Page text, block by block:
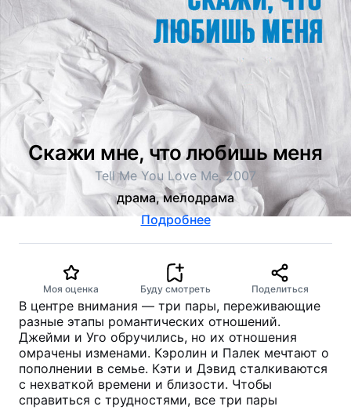
Скажи мне, что любишь меня
Tell Me You Love Me, 2007
драма, мелодрама
Подробнее
Моя оценка Буду смотреть Поделиться
В центре внимания — три пары, переживающие
разные этапы романтических отношений.
Джейми и Уго обручились, но их отношения
омрачены изменами. Кэролин и Палек мечтают о
пополнении в семье. Кэти и Дэвид сталкиваются
с нехваткой времени и близости. Чтобы
справиться с трудностями, все три пары